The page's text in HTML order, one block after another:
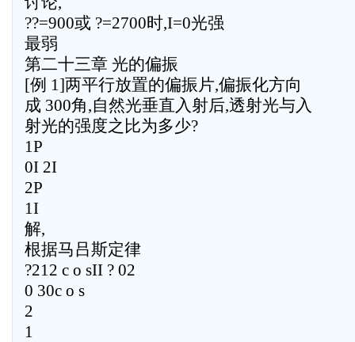
??=900或 ?=2700时,I=0光强
最弱
第二十三章 光的偏振
[例 1]两平行放置的偏振片,偏振化方向
成 300角,自然光垂直入射后,透射光与入
射光的强度之比为多少?
1P
0I 2I
2P
1I
解,
根据马吕斯定律
?212 c o sII ? 02
0 30c o s
2
1